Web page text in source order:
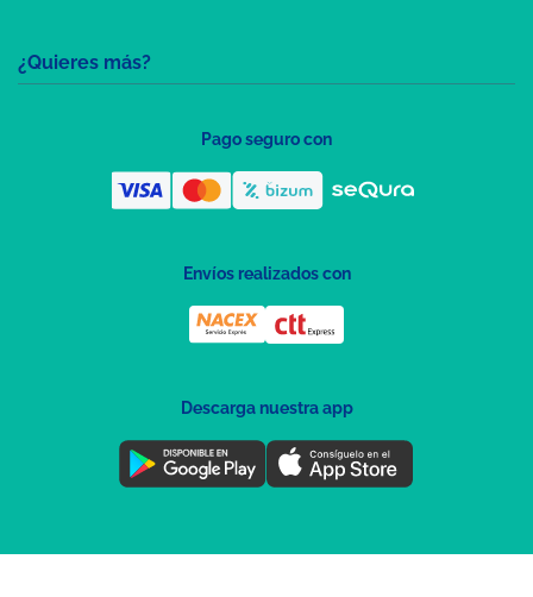
¿Quieres más?
Pago seguro con
Envíos realizados con
Descarga nuestra app